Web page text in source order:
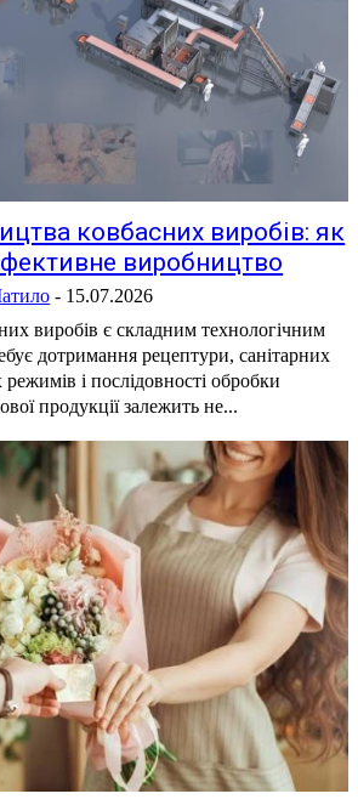
ковбасних виробів: як
виробництво
- 15.07.2026
виробів є складним технологічним
дотримання рецептури, санітарних
і послідовності обробки
продукції залежить не...